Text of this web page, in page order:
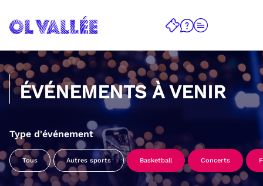
ÉVÉNEMENTS À VENIR
Type d'événement
Tous Autres sports Basketball Concerts